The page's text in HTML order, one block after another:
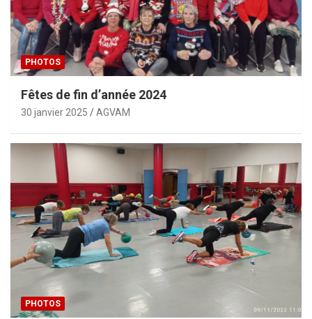
PHOTOS
Fêtes de fin d’année 2024
30 janvier 2025 AGVAM
PHOTOS